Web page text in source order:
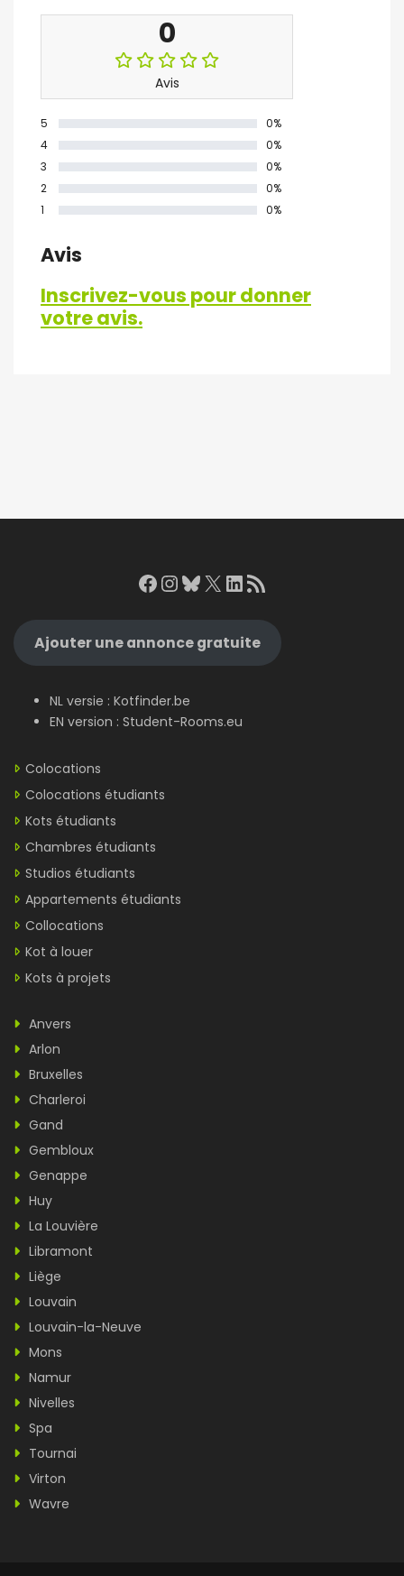
0
Avis
5
0%
4
0%
3
0%
2
0%
1
0%
Avis
Inscrivez-vous pour donner
votre avis.
Facebook
Instagram
Bluesky
X LinkedIn
RSS Feed
Ajouter une annonce gratuite
NL versie : Kotfinder.be
EN version : Student-Rooms.eu
Colocations
Colocations étudiants
Kots étudiants
Chambres étudiants
Studios étudiants
Appartements étudiants
Collocations
Kot à louer
Kots à projets
Anvers
Arlon
Bruxelles
Charleroi
Gand
Gembloux
Genappe
Huy
La Louvière
Libramont
Liège
Louvain
Louvain-la-Neuve
Mons
Namur
Nivelles
Spa
Tournai
Virton
Wavre